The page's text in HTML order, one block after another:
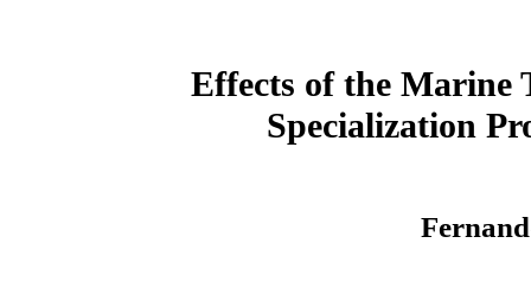
Effects of the Marine
Specialization